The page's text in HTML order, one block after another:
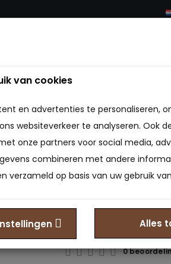
14cm - Logeerbed
Vouwbed
Logeerbed
stalen
0
van cookies
en advertenties te personaliseren,
websiteverkeer te analyseren. Ook
onze partners voor social media,
combineren met andere
verzameld op basis van uw gebruik
Alles